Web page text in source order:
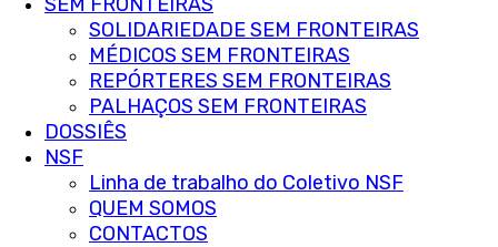
SOLIDARIEDADE SEM FRONTEIRAS
MÉDICOS SEM FRONTEIRAS
REPÓRTERES SEM FRONTEIRAS
PALHAÇOS SEM FRONTEIRAS
DOSSIÊS
NSF
Linha de trabalho do Coletivo NSF
QUEM SOMOS
CONTACTOS